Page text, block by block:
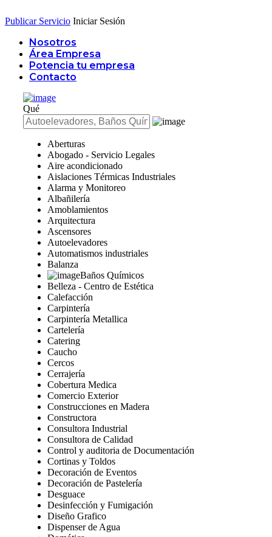
Publicar Servicio Iniciar Sesión
Nosotros
Área Empresa
Potencia tu empresa
Contacto
Qué
Aberturas
Abogado - Servicio Legales
Aire acondicionado
Aislaciones Térmicas Industriales
Alarma y Monitoreo
Albañilería
Amoblamientos
Arquitectura
Ascensores
Autoelevadores
Automatismos industriales
Balanza
Baños Químicos
Belleza - Centro de Estética
Calefacción
Carpintería
Carpintería Metallica
Cartelería
Catering
Caucho
Cercos
Cerrajería
Cobertura Medica
Comercio Exterior
Construcciones en Madera
Constructora
Consultora Industrial
Consultora de Calidad
Control y auditoria de Documentación
Cortinas y Toldos
Decoración de Eventos
Decoración de Pastelería
Desguace
Desinfección y Fumigación
Diseño Grafico
Dispenser de Agua